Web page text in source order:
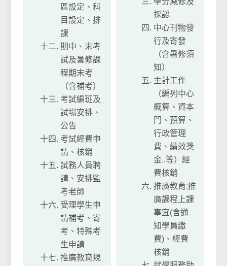
區設定、科
目設定、排
課
期中、末考
試及暑修課
程期末考
（含補考）
考試編班及
試場安排、
公告
考試經費申
請、核銷
試務人員聘
請、安排監
考老師
受理學生申
請補考、寄
考、特殊考
生申請
推廣教育規
採認
中心刊物發
行及寄發
（含暑修須
知）
主計工作
（編列中心
概算、資本
門、預算、
行政管理
費、績效獎
金..等）經
費核銷
推廣教育:推
廣課程上課
事宜(含通
知學員繳
費)、經費
核銷